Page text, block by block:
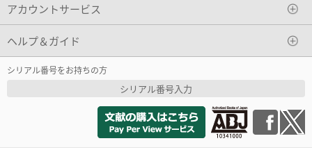
アカウントサービス
ヘルプ＆ガイド
シリアル番号をお持ちの方
シリアル番号入力